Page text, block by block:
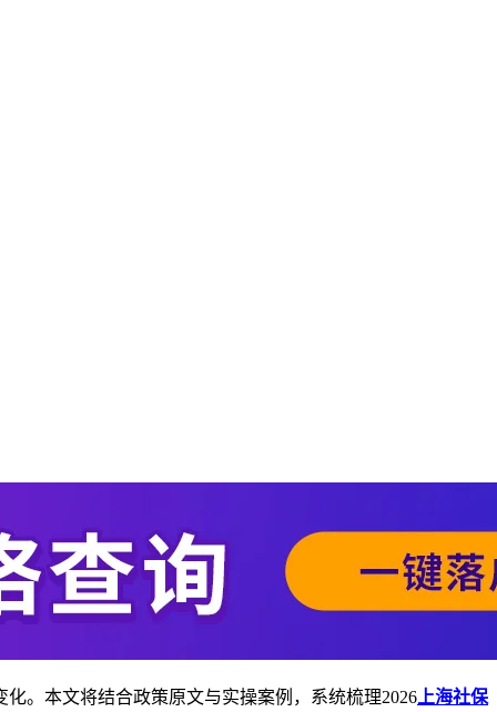
。本文将结合政策原文与实操案例，系统梳理2026上海社保